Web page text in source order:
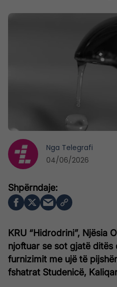
KRU “Hidrodrini”, Njësia
njoftuar se sot gjatë
furnizimit me ujë të
fshatrat Studenicë,
Nga Telegrafi
04/06/2026